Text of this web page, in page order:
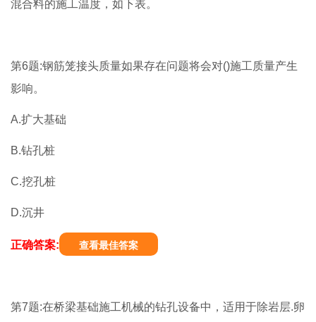
混合料的施工温度，如下表。
第6题:钢筋笼接头质量如果存在问题将会对()施工质量产生
影响。
A.扩大基础
B.钻孔桩
C.挖孔桩
D.沉井
正确答案: 查看最佳答案
第7题:在桥梁基础施工机械的钻孔设备中，适用于除岩层.卵